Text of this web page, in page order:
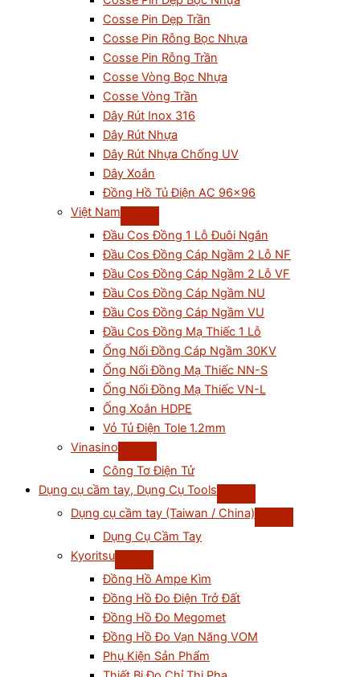
Cosse Pin Dẹp Trần
Cosse Pin Rỗng Bọc Nhựa
Cosse Pin Rỗng Trần
Cosse Vòng Bọc Nhựa
Cosse Vòng Trần
Dây Rút Inox 316
Dây Rút Nhựa
Dây Rút Nhựa Chống UV
Dây Xoắn
Đồng Hồ Tủ Điện AC 96×96
Việt Nam
Đầu Cos Đồng 1 Lỗ Đuôi Ngắn
Đầu Cos Đồng Cáp Ngầm 2 Lỗ NF
Đầu Cos Đồng Cáp Ngầm 2 Lỗ VF
Đầu Cos Đồng Cáp Ngầm NU
Đầu Cos Đồng Cáp Ngầm VU
Đầu Cos Đồng Mạ Thiếc 1 Lỗ
Ống Nối Đồng Cáp Ngầm 30KV
Ống Nối Đồng Mạ Thiếc NN-S
Ống Nối Đồng Mạ Thiếc VN-L
Ống Xoắn HDPE
Vỏ Tủ Điện Tole 1.2mm
Vinasino
Công Tơ Điện Tử
Dụng cụ cầm tay, Dụng Cụ Tools
Dụng cụ cầm tay (Taiwan / China)
Dụng Cụ Cầm Tay
Kyoritsu
Đồng Hồ Ampe Kìm
Đồng Hồ Đo Điện Trở Đất
Đồng Hồ Đo Megomet
Đồng Hồ Đo Vạn Năng VOM
Phụ Kiện Sản Phẩm